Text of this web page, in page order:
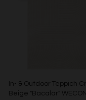
In- & Outdoor Teppich
Beige "Bacalar"